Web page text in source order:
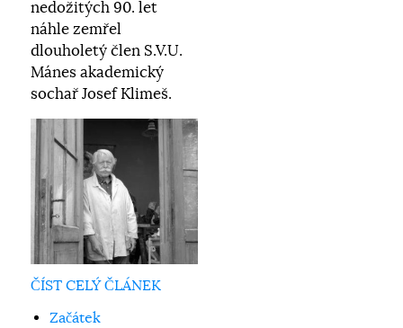
nedožitých 90. let
náhle zemřel
dlouholetý člen S.V.U.
Mánes akademický
sochař Josef Klimeš.
ČÍST CELÝ ČLÁNEK
Začátek